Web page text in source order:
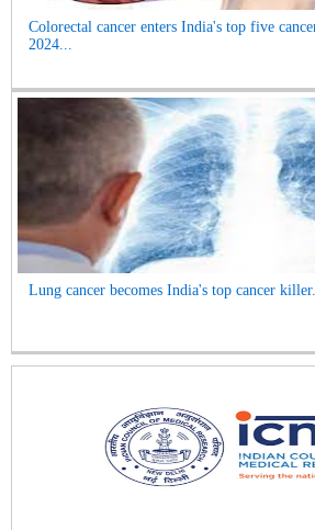
Colorectal cancer enters India's top five
2024...
Lung cancer becomes India's top cancer